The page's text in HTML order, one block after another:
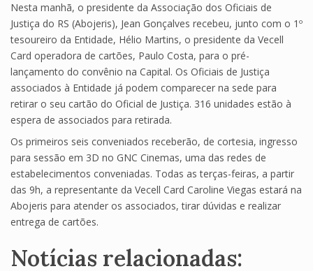
Nesta manhã, o presidente da Associação dos Oficiais de
Justiça do RS (Abojeris), Jean Gonçalves recebeu, junto com o 1º
tesoureiro da Entidade, Hélio Martins, o presidente da Vecell
Card operadora de cartões, Paulo Costa, para o pré-
lançamento do convênio na Capital. Os Oficiais de Justiça
associados à Entidade já podem comparecer na sede para
retirar o seu cartão do Oficial de Justiça. 316 unidades estão à
espera de associados para retirada.
Os primeiros seis conveniados receberão, de cortesia, ingresso
para sessão em 3D no GNC Cinemas, uma das redes de
estabelecimentos conveniadas. Todas as terças-feiras, a partir
das 9h, a representante da Vecell Card Caroline Viegas estará na
Abojeris para atender os associados, tirar dúvidas e realizar
entrega de cartões.
Notícias relacionadas: